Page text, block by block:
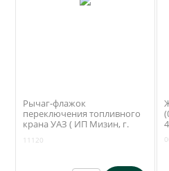
Рычаг-флажок
переключения топливного
крана УАЗ ( ИП Мизин, г.
11120